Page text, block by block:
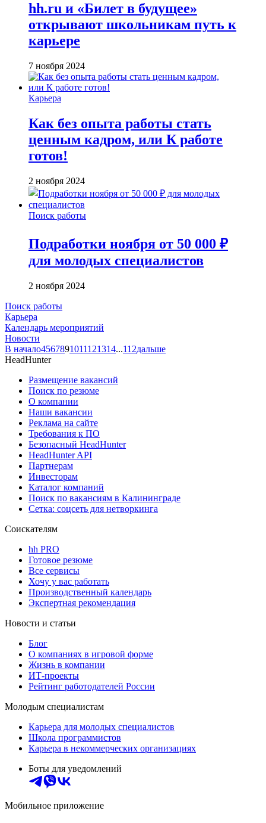
hh.ru и «Билет в будущее»
открывают школьникам путь к
карьере
7 ноября 2024
Карьера
Как без опыта работы стать
ценным кадром, или К работе
готов!
2 ноября 2024
Поиск работы
Подработки ноября от 50 000 ₽
для молодых специалистов
2 ноября 2024
Поиск работы
Карьера
Календарь мероприятий
Новости
В начало4567891011121314...112дальше
HeadHunter
Размещение вакансий
Поиск по резюме
О компании
Наши вакансии
Реклама на сайте
Требования к ПО
Безопасный HeadHunter
HeadHunter API
Партнерам
Инвесторам
Каталог компаний
Поиск по вакансиям в Калининграде
Сетка: соцсеть для нетворкинга
Соискателям
hh PRO
Готовое резюме
Все сервисы
Хочу у вас работать
Производственный календарь
Экспертная рекомендация
Новости и статьи
Блог
О компаниях в игровой форме
Жизнь в компании
ИТ-проекты
Рейтинг работодателей России
Молодым специалистам
Карьера для молодых специалистов
Школа программистов
Карьера в некоммерческих организациях
Боты для уведомлений
Мобильное приложение